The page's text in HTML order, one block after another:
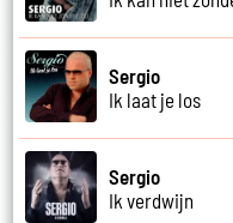
Sergio
Ik laat je los
Sergio
Ik verdwijn